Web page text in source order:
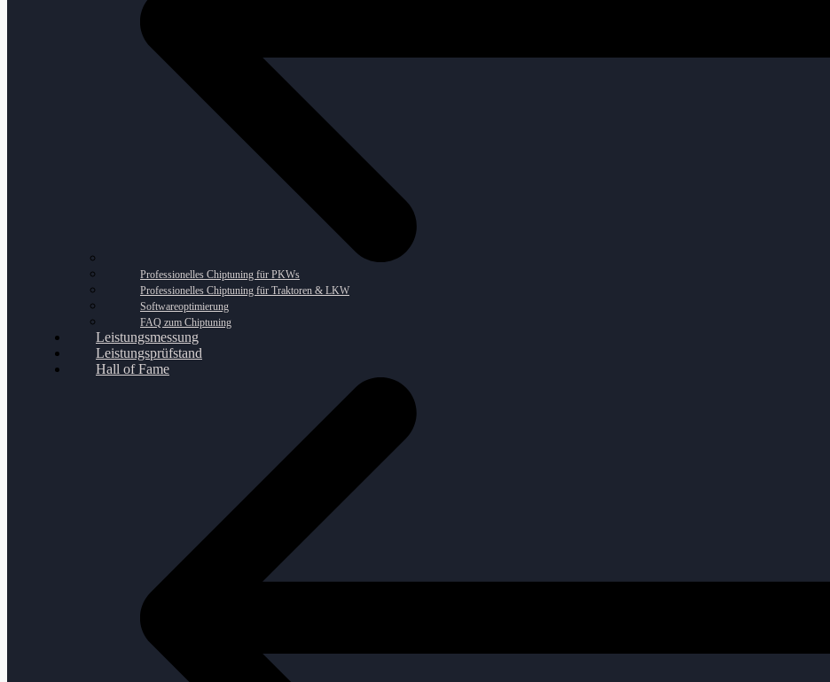
Professionelles Chiptuning für PKWs
Professionelles Chiptuning für Traktoren & LKW
Softwareoptimierung
FAQ zum Chiptuning
Leistungsmessung
Leistungsprüfstand
Hall of Fame